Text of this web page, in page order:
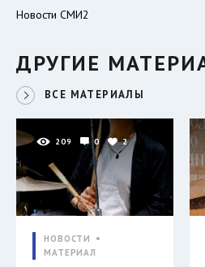
Новости СМИ2
ДРУГИЕ
ВСЕ МАТЕРИАЛЫ
209 0 2
НОВОСТИ
МАТЕРИАЛ